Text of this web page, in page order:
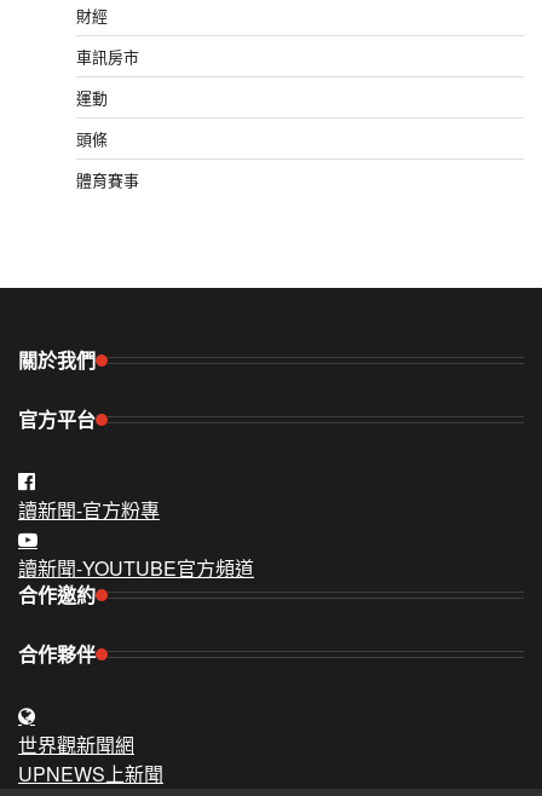
財經
車訊房市
運動
頭條
體育賽事
關於我們
官方平台
讀新聞-官方粉專
讀新聞-YOUTUBE官方頻道
合作邀約
合作夥伴
世界觀新聞網
UPNEWS上新聞